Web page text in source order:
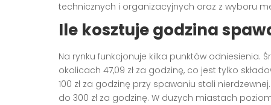
technicznych i organizacyjnych oraz z wyboru
Ile kosztuje godzina
Na rynku funkcjonuje kilka punktów
okolicach 47,09 zł za godzinę, co jest tylko
100 zł za godzinę przy spawaniu stali
do 300 zł za godzinę. W dużych miastach